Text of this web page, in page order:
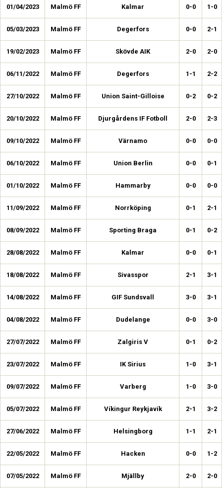
01/04/2023 Malmö FF Kalmar 0-0 1-0
05/03/2023 Malmö FF Degerfors 0-0 2-1
19/02/2023 Malmö FF Skövde AIK 2-0 2-0
06/11/2022 Malmö FF Degerfors 1-1 2-2
27/10/2022 Malmö FF Union Saint-Gilloise 0-2 0-2
20/10/2022 Malmö FF Djurgårdens IF Fotboll 2-0 2-3
09/10/2022 Malmö FF Värnamo 0-0 0-0
06/10/2022 Malmö FF Union Berlin 0-0 0-1
01/10/2022 Malmö FF Hammarby 0-0 0-0
11/09/2022 Malmö FF Norrköping 0-1 2-1
08/09/2022 Malmö FF Sporting Braga 0-1 0-2
28/08/2022 Malmö FF Kalmar 0-0 0-1
18/08/2022 Malmö FF Sivasspor 2-1 3-1
14/08/2022 Malmö FF GIF Sundsvall 3-0 3-1
04/08/2022 Malmö FF Dudelange 0-0 3-0
27/07/2022 Malmö FF Zalgiris V 0-1 0-2
23/07/2022 Malmö FF IK Sirius 1-0 3-1
09/07/2022 Malmö FF Varberg 1-0 3-0
05/07/2022 Malmö FF Víkingur Reykjavík 2-1 3-2
27/06/2022 Malmö FF Helsingborg 1-1 2-1
22/05/2022 Malmö FF Hacken 0-0 1-2
07/05/2022 Malmö FF Mjällby 2-0 2-0